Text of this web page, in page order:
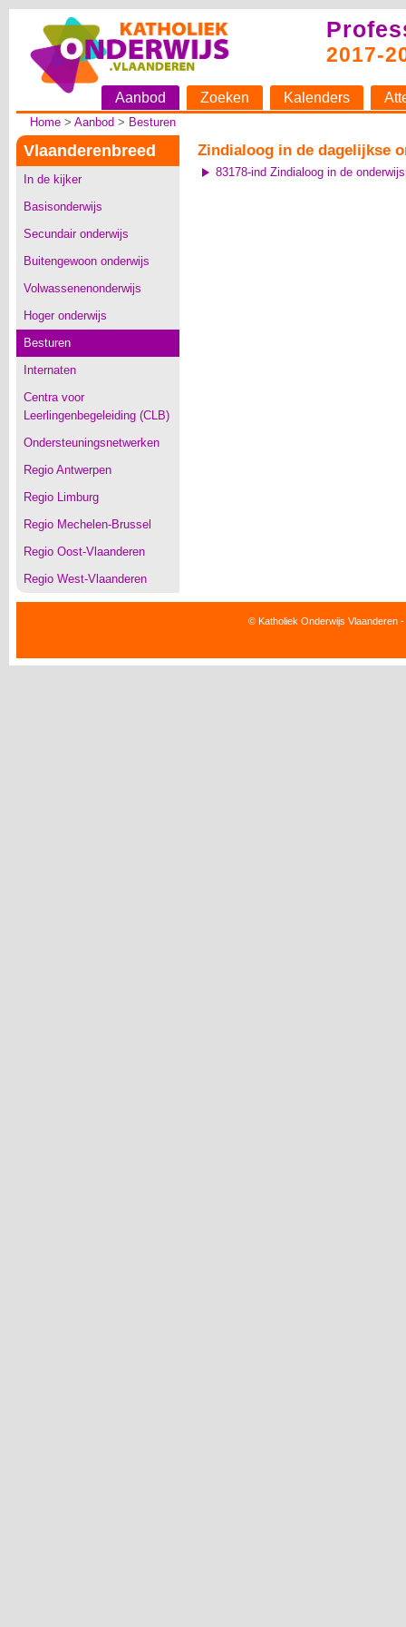
2017-
Aanbod Zoeken Kalenders
Home> Aanbod > Besturen
Vlaanderenbreed
In de kijker
Basisonderwijs
Secundair onderwijs
Buitengewoon onderwijs
Volwassenenonderwijs
Hoger onderwijs
Besturen
Internaten
Centra voor
Leerlingenbegeleiding (CLB)
Ondersteuningsnetwerken
Regio Antwerpen
Regio Limburg
Regio Mechelen-Brussel
Regio Oost-Vlaanderen
Regio West-Vlaanderen
Zindialoog in de dagelijkse
83178-ind Zindialoog in de
© Katholiek Onderwijs Vlaanderen